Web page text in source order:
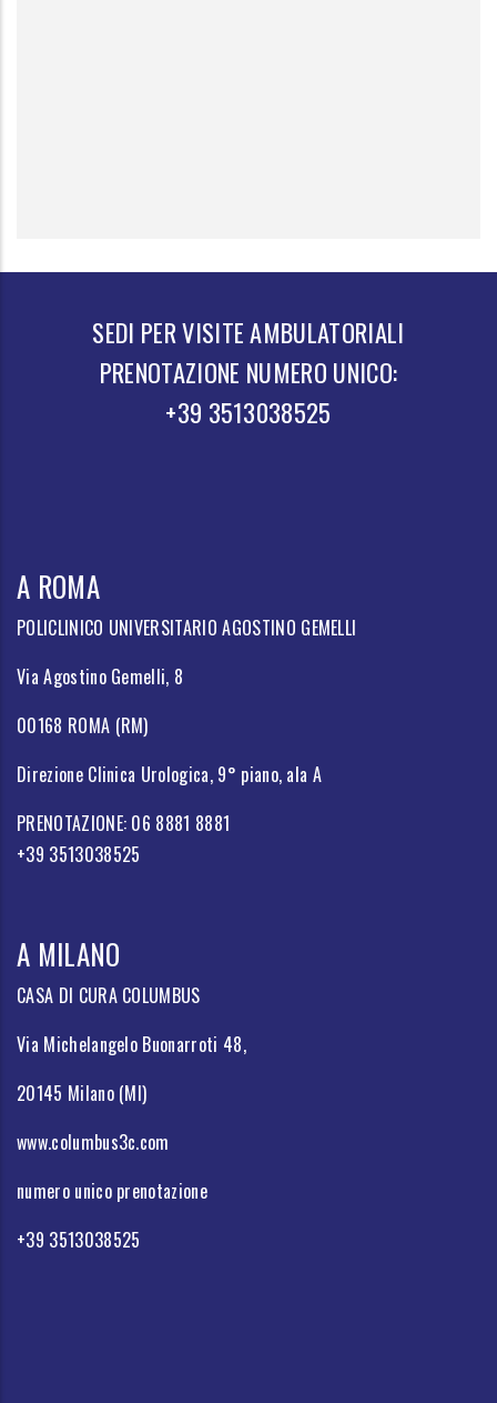
SEDI PER VISITE AMBULATORIALI
PRENOTAZIONE NUMERO UNICO:
+39 3513038525
A ROMA
POLICLINICO UNIVERSITARIO AGOSTINO GEMELLI
Via Agostino Gemelli, 8
00168 ROMA (RM)
Direzione Clinica Urologica, 9° piano, ala A
PRENOTAZIONE: 06 8881 8881
+39 3513038525
A MILANO
CASA DI CURA COLUMBUS
Via Michelangelo Buonarroti 48,
20145 Milano (MI)
www.columbus3c.com
numero unico prenotazione
+39 3513038525